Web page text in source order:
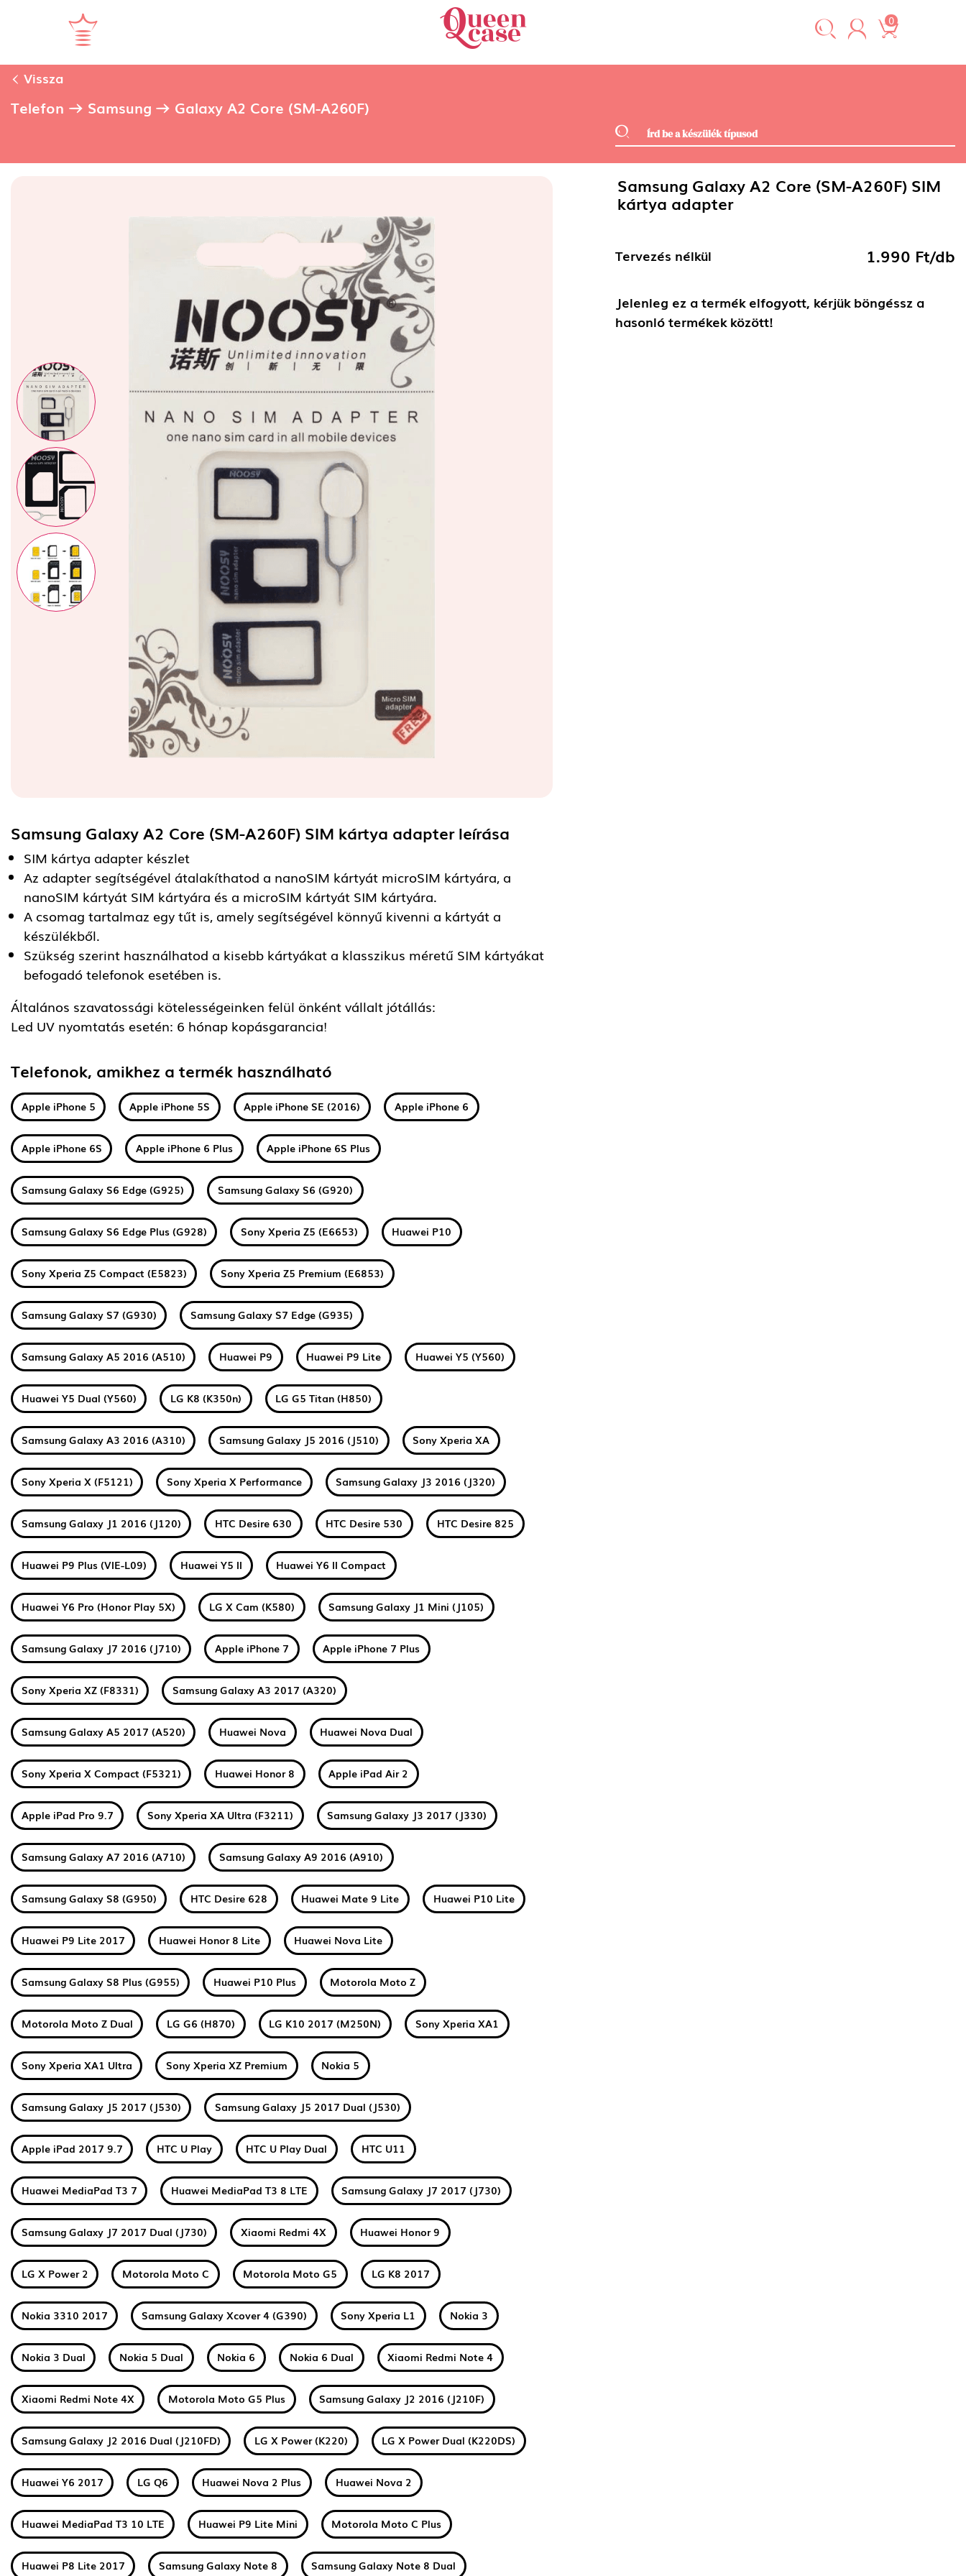
0
Vissza
Telefon Samsung Galaxy A2 Core (SM-A260F)
Samsung Galaxy A2 Core (SM-A260F) SIM kártya adapterleírása
SIM kártya adapter készlet
Az adapter segítségével átalakíthatod a nanoSIM kártyát microSIM kártyára, a
nanoSIM kártyát SIM kártyára és a microSIM kártyát SIM kártyára.
A csomag tartalmaz egy tűt is, amely segítségével könnyű kivenni a kártyát a
készülékből.
Szükség szerint használhatod a kisebb kártyákat a klasszikus méretű SIM kártyákat
befogadó telefonok esetében is.
Általános szavatossági kötelességeinken felül önként vállalt jótállás:
Led UV nyomtatás esetén: 6 hónap kopásgarancia!
Telefonok, amikhez a termék használható
Apple iPhone 5 Apple iPhone 5S Apple iPhone SE (2016) Apple iPhone 6
Apple iPhone 6S Apple iPhone 6 Plus Apple iPhone 6S Plus
Samsung Galaxy S6 Edge (G925) Samsung Galaxy S6 (G920)
Samsung Galaxy S6 Edge Plus (G928) Sony Xperia Z5 (E6653) Huawei P10
Sony Xperia Z5 Compact (E5823) Sony Xperia Z5 Premium (E6853)
Samsung Galaxy S7 (G930) Samsung Galaxy S7 Edge (G935)
Samsung Galaxy A5 2016 (A510) Huawei P9 Huawei P9 Lite Huawei Y5 (Y560)
Huawei Y5 Dual (Y560) LG K8 (K350n) LG G5 Titan (H850)
Samsung Galaxy A3 2016 (A310) Samsung Galaxy J5 2016 (J510) Sony Xperia XA
Sony Xperia X (F5121) Sony Xperia X Performance Samsung Galaxy J3 2016 (J320)
Samsung Galaxy J1 2016 (J120) HTC Desire 630 HTC Desire 530 HTC Desire 825
Huawei P9 Plus (VIE-L09) Huawei Y5 II Huawei Y6 II Compact
Huawei Y6 Pro (Honor Play 5X) LG X Cam (K580) Samsung Galaxy J1 Mini (J105)
Samsung Galaxy J7 2016 (J710) Apple iPhone 7 Apple iPhone 7 Plus
Sony Xperia XZ (F8331) Samsung Galaxy A3 2017 (A320)
Samsung Galaxy A5 2017 (A520) Huawei Nova Huawei Nova Dual
Sony Xperia X Compact (F5321) Huawei Honor 8 Apple iPad Air 2
Apple iPad Pro 9.7 Sony Xperia XA Ultra (F3211) Samsung Galaxy J3 2017 (J330)
Samsung Galaxy A7 2016 (A710) Samsung Galaxy A9 2016 (A910)
Samsung Galaxy S8 (G950) HTC Desire 628 Huawei Mate 9 Lite Huawei P10 Lite
Huawei P9 Lite 2017 Huawei Honor 8 Lite Huawei Nova Lite
Samsung Galaxy S8 Plus (G955) Huawei P10 Plus Motorola Moto Z
Motorola Moto Z Dual LG G6 (H870) LG K10 2017 (M250N) Sony Xperia XA1
Sony Xperia XA1 Ultra Sony Xperia XZ Premium Nokia 5
Samsung Galaxy J5 2017 (J530) Samsung Galaxy J5 2017 Dual (J530)
Apple iPad 2017 9.7 HTC U Play HTC U Play Dual HTC U11
Huawei MediaPad T3 7 Huawei MediaPad T3 8 LTE Samsung Galaxy J7 2017 (J730)
Samsung Galaxy J7 2017 Dual (J730) Xiaomi Redmi 4X Huawei Honor 9
LG X Power 2 Motorola Moto C Motorola Moto G5 LG K8 2017
Nokia 3310 2017 Samsung Galaxy Xcover 4 (G390) Sony Xperia L1 Nokia 3
Nokia 3 Dual Nokia 5 Dual Nokia 6 Nokia 6 Dual Xiaomi Redmi Note 4
Xiaomi Redmi Note 4X Motorola Moto G5 Plus Samsung Galaxy J2 2016 (J210F)
Samsung Galaxy J2 2016 Dual (J210FD) LG X Power (K220) LG X Power Dual (K220DS)
Huawei Y6 2017 LG Q6 Huawei Nova 2 Plus Huawei Nova 2
Huawei MediaPad T3 10 LTE Huawei P9 Lite Mini Motorola Moto C Plus
Huawei P8 Lite 2017 Samsung Galaxy Note 8 Samsung Galaxy Note 8 Dual
Samsung Galaxy A2 Core (SM-A260F) SIM
kártya adapter
Tervezés nélkül 1.990 Ft/db
Jelenleg ez a termék elfogyott, kérjük böngéssz a
hasonló termékek között!